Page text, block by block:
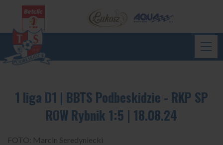
1 liga D1 | BBTS Podbeskidzie - RKP SP
ROW Rybnik 1:5 | 18.08.24
FOTO: Marcin Seredyniecki